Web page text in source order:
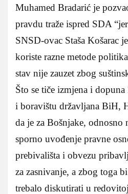
Muhamed Bradarić je
pravdu traže ispred SDA
SNSD-ovac Staša Košarac
koriste razne metode
stav nije zauzet zbog
Što se tiče izmjena i
i boravištu državljana BiH,
da je za Bošnjake, odnosno
sporno uvođenje pravne
prebivališta i obvezu
za zasnivanje, a zbog toga
trebalo diskutirati u